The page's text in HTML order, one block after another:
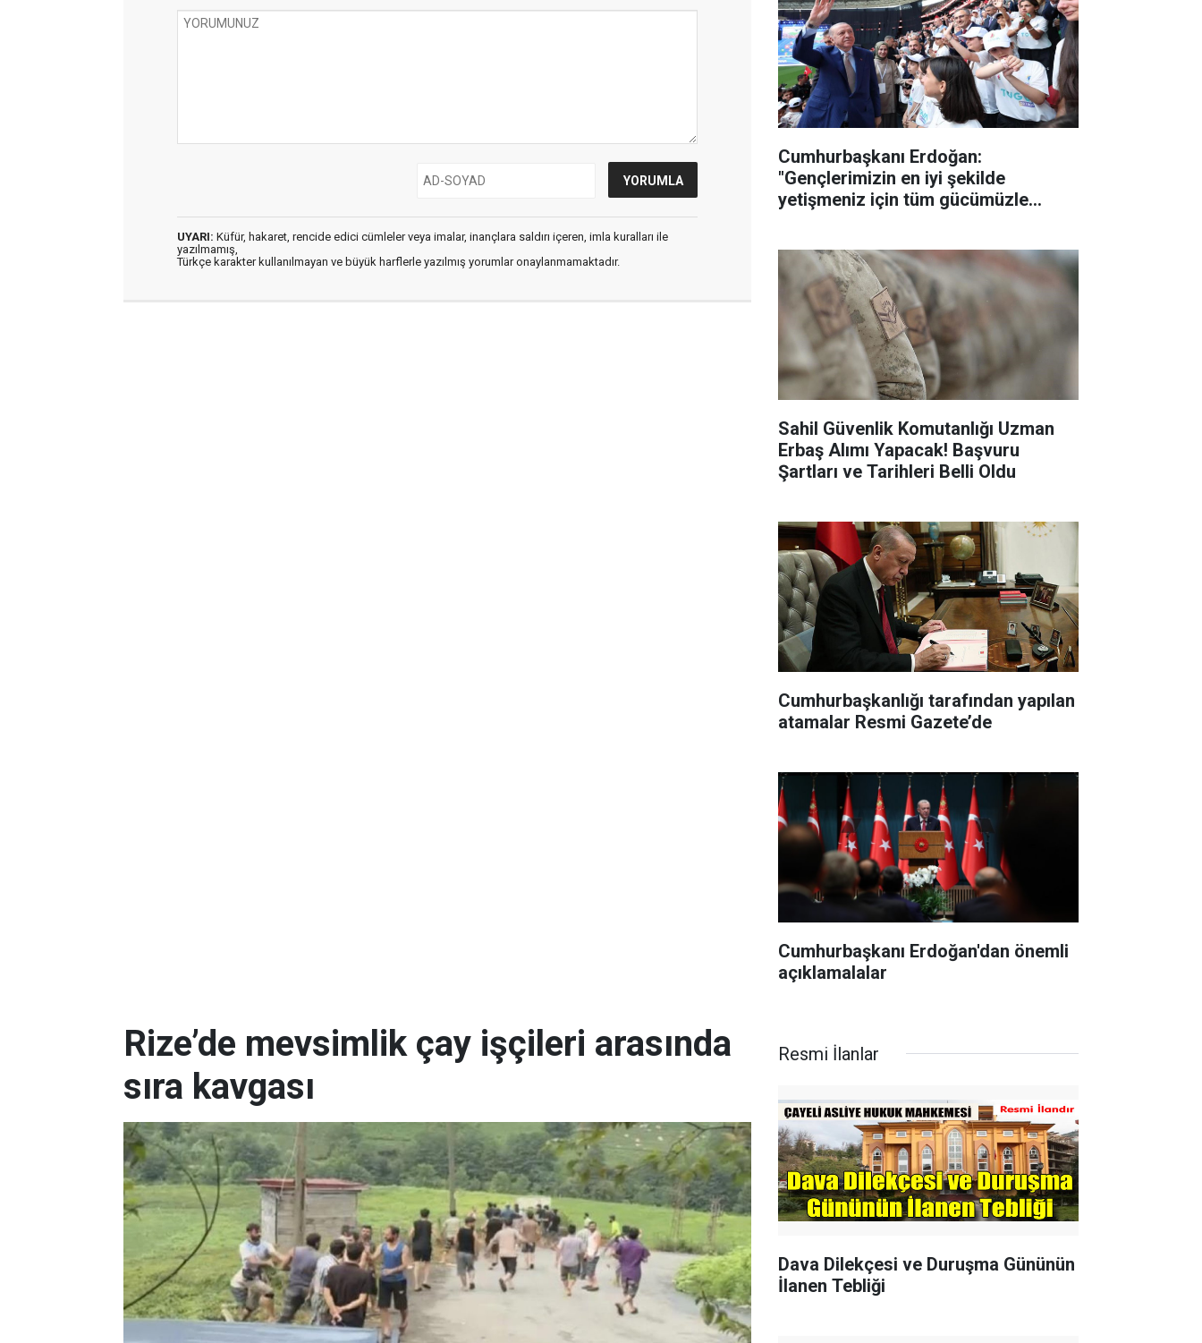
UYARI: Küfür, hakaret, rencide edici cümleler veya imalar, inançlara saldırı içeren, imla kuralları ile
yazılmamış,
Türkçe karakter kullanılmayan ve büyük harflerle yazılmış yorumlar onaylanmamaktadır.
Cumhurbaşkanı Erdoğan:
"Gençlerimizin en iyi şekilde
yetişmeniz için tüm gücümüzle
Sahil Güvenlik Komutanlığı Uzman
Erbaş Alımı Yapacak! Başvuru
Şartları ve Tarihleri Belli Oldu
Cumhurbaşkanlığı tarafından yapılan
atamalar Resmi Gazete’de
Cumhurbaşkanı Erdoğan'dan önemli
açıklamalalar
Rize’de mevsimlik çay işçileri arasında
sıra kavgası
Resmi İlanlar
Dava Dilekçesi ve Duruşma Gününün
İlanen Tebliği